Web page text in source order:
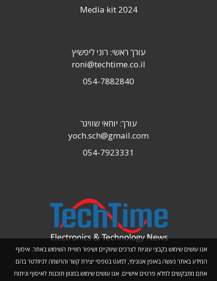
אנו עושים שימוש בקבצי עוגיות לצרכים שיווקיים ושיפור חוויית השימוש באתר. איסוף
המידע באתר נעשה באופן אנונימי, למעט בטפסי יצירת קשר והרשמה לניוזלטר בהם
אתם מתבקשים למלא פרטים אישיים. אנו עושים שימוש במגוון תוכנות לאיסוף וניתוח
Media kit 2024
עורך ראשי: רוני ליפשיץ
roni@techtime.co.il
054-7882840
עורך: יוחאי שוויגר
yoch.sch@gmail.com
054-7923331